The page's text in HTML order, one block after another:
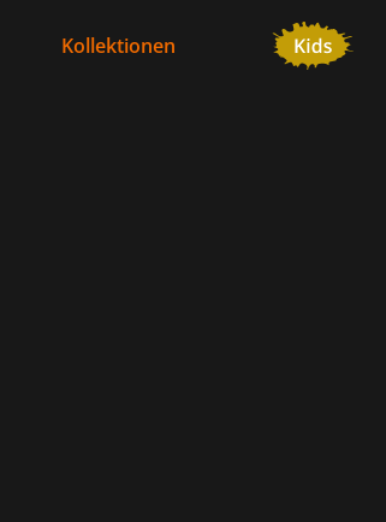
Kollektionen